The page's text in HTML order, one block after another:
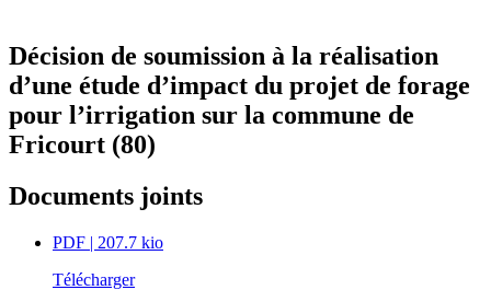
Décision de soumission à la réalisation
d’une étude d’impact du projet de forage
pour l’irrigation sur la commune de
Fricourt (80)
Documents joints
PDF | 207.7 kio
Télécharger